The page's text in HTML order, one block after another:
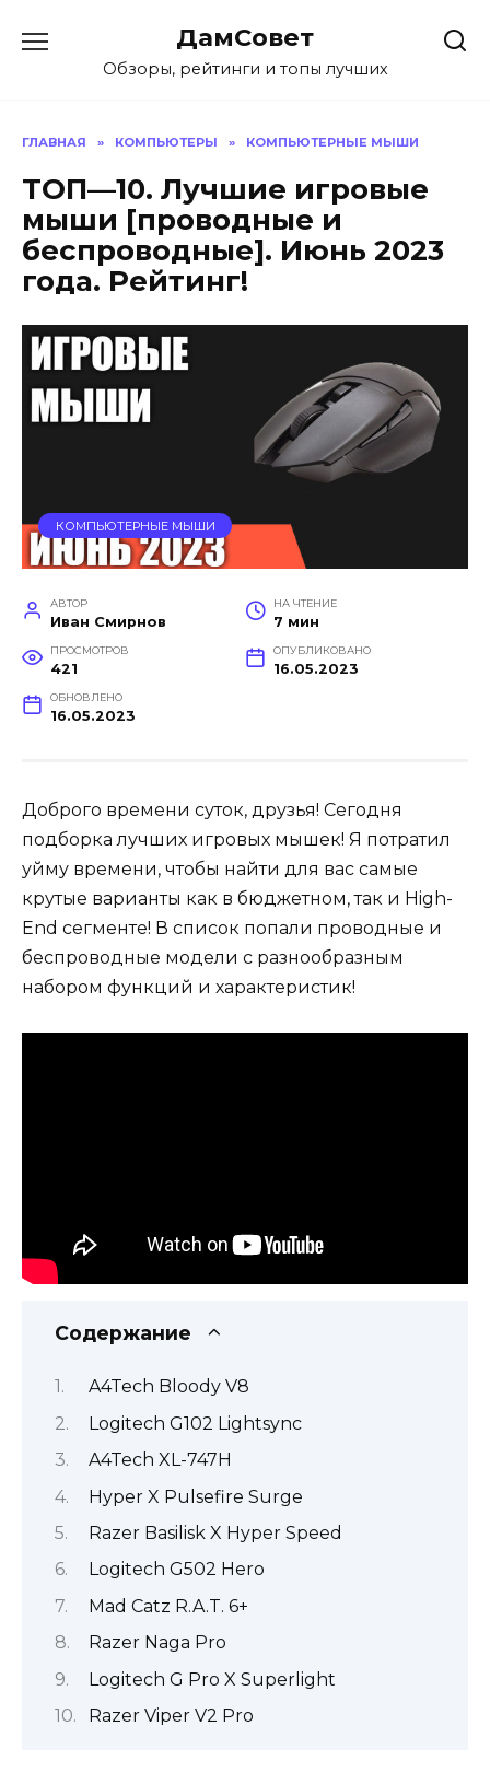
содержанию
ДамСовет
Обзоры, рейтинги и топы лучших
ГЛАВНАЯ » КОМПЬЮТЕРЫ » КОМПЬЮТЕРНЫЕ МЫШИ
ТОП—10. Лучшие игровые
мыши [проводные и
беспроводные]. Июнь 2023
года. Рейтинг!
КОМПЬЮТЕРНЫЕ МЫШИ
АВТОР
Иван Смирнов
НА ЧТЕНИЕ
7 мин
ПРОСМОТРОВ
421
ОПУБЛИКОВАНО
16.05.2023
ОБНОВЛЕНО
16.05.2023
Доброго времени суток, друзья! Сегодня
подборка лучших игровых мышек! Я потратил
уйму времени, чтобы найти для вас самые
крутые варианты как в бюджетном, так и High-
End сегменте! В список попали проводные и
беспроводные модели с разнообразным
набором функций и характеристик!
Содержание
A4Tech Bloody V8
Logitech G102 Lightsync
A4Tech XL-747H
Hyper X Pulsefire Surge
Razer Basilisk X Hyper Speed
Logitech G502 Hero
Mad Catz R.A.T. 6+
Razer Naga Pro
Logitech G Pro X Superlight
Razer Viper V2 Pro